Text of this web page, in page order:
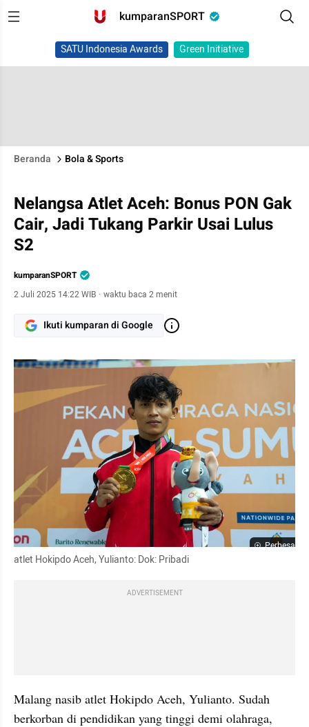
kumparanSPORT
SATU Indonesia Awards Green Initiative
Beranda Bola & Sports
Nelangsa Atlet Aceh: Bonus PON Gak
Cair, Jadi Tukang Parkir Usai Lulus
S2
kumparanSPORT
2 Juli 2025 14:22 WIB · waktu baca 2 menit
Ikuti kumparan di Google
Perbesar
atlet Hokipdo Aceh, Yulianto: Dok: Pribadi
ADVERTISEMENT
Malang nasib atlet Hokipdo Aceh, Yulianto. Sudah
berkorban di pendidikan yang tinggi demi olahraga,